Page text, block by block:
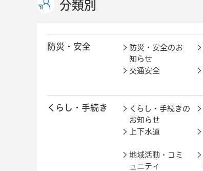
分類別
防災・安全
防災・安全のお
知らせ
交通安全
くらし・手続き
くらし・手続きの
お知らせ
上下水道
地域活動・コミ
ュニティ